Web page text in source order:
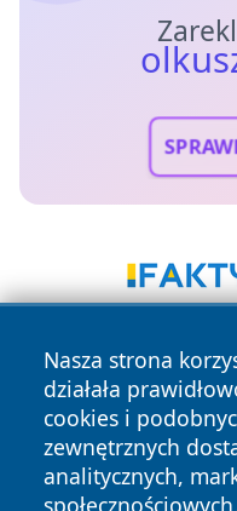
Nasza strona
działała
cookies i
zewnętrznych
analitycznych,
Copyright © 2026